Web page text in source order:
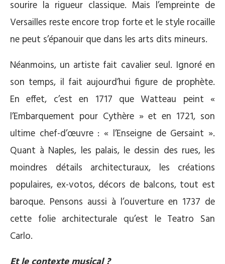
sourire la rigueur classique. Mais l’empreinte de
Versailles reste encore trop forte et le style rocaille
ne peut s’épanouir que dans les arts dits mineurs.
Néanmoins, un artiste fait cavalier seul. Ignoré en
son temps, il fait aujourd’hui figure de prophète.
En effet, c’est en 1717 que Watteau peint «
l’Embarquement pour Cythère » et en 1721, son
ultime chef-d’œuvre : « l’Enseigne de Gersaint ».
Quant à Naples, les palais, le dessin des rues, les
moindres détails architecturaux, les créations
populaires, ex-votos, décors de balcons, tout est
baroque. Pensons aussi à l’ouverture en 1737 de
cette folie architecturale qu’est le Teatro San
Carlo.